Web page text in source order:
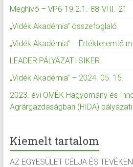
Meghívó – VP6-19.2.1.-88-VIII.-21
„Vidék Akadémia” összefoglaló
„Vidék Akadémia” – Értékteremtő
LEADER PÁLYÁZATI SIKER
„Vidék Akadémia” – 2024. 05. 15.
2023. évi OMÉK Hagyomány és
Agrárgazdaságban (HIDA)
Kiemelt tartalom
AZ EGYESÜLET CÉLJA ÉS